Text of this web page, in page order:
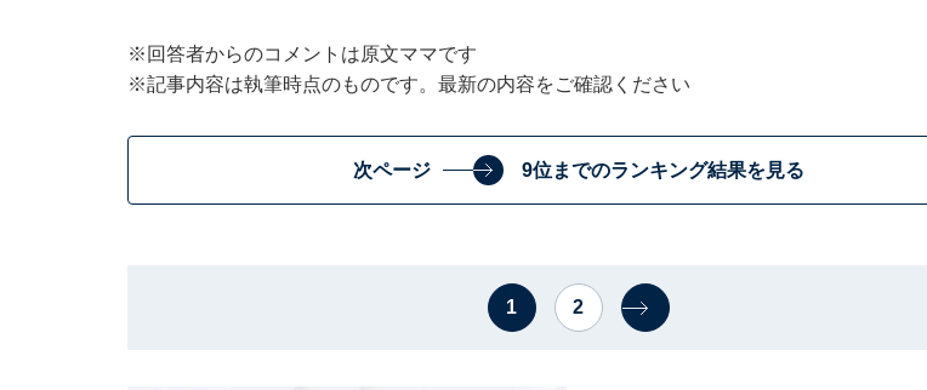
※回答者からのコメントは原文ママです
※記事内容は執筆時点のものです。最新の内容をご確認ください
次ページ 9位までのランキング結果を見る
1 2